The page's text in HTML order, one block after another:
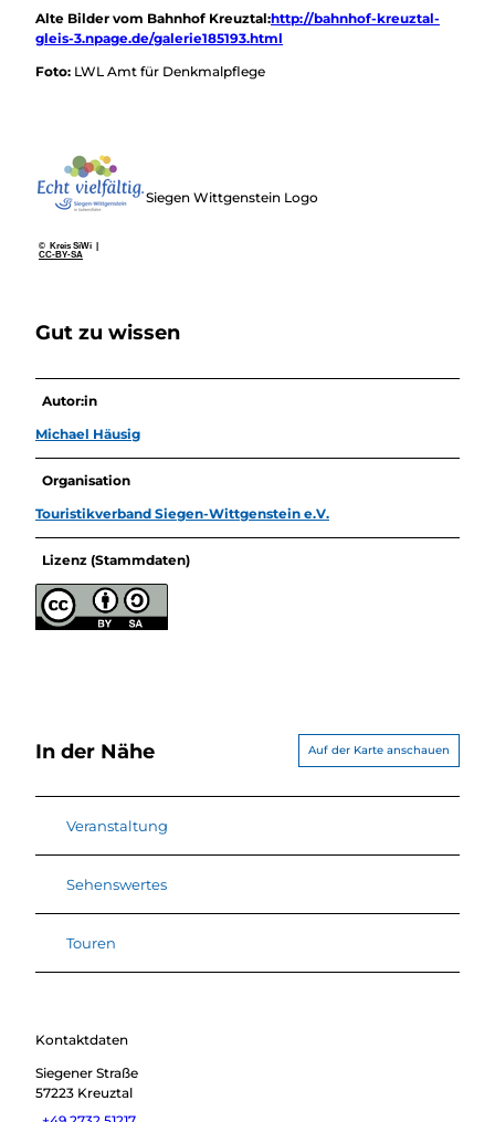
Alte Bilder vom Bahnhof Kreuztal:http://bahnhof-kreuztal-
gleis-3.npage.de/galerie185193.html
Foto: LWL Amt für Denkmalpflege
© Kreis SiWi |
CC-BY-SA
Siegen Wittgenstein Logo
Gut zu wissen
Autor:in
Michael Häusig
Organisation
Touristikverband Siegen-Wittgenstein e.V.
Lizenz (Stammdaten)
In der Nähe Auf der Karte anschauen
Veranstaltung
Sehenswertes
Touren
Kontaktdaten
Siegener Straße
57223 Kreuztal